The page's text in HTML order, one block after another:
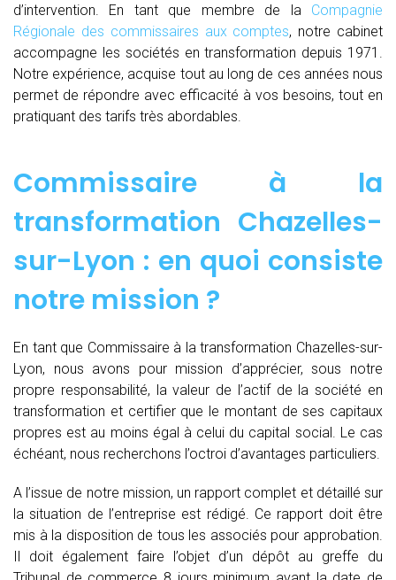
d’intervention. En tant que membre de la Compagnie
Régionale des commissaires aux comptes, notre cabinet
accompagne les sociétés en transformation depuis 1971.
Notre expérience, acquise tout au long de ces années nous
permet de répondre avec efficacité à vos besoins, tout en
pratiquant des tarifs très abordables.
Commissaire à la
transformation Chazelles-
sur-Lyon : en quoi consiste
notre mission ?
En tant que Commissaire à la transformation Chazelles-sur-
Lyon, nous avons pour mission d’apprécier, sous notre
propre responsabilité, la valeur de l’actif de la société en
transformation et certifier que le montant de ses capitaux
propres est au moins égal à celui du capital social. Le cas
échéant, nous recherchons l’octroi d’avantages particuliers.
A l’issue de notre mission, un rapport complet et détaillé sur
la situation de l’entreprise est rédigé. Ce rapport doit être
mis à la disposition de tous les associés pour approbation.
Il doit également faire l’objet d’un dépôt au greffe du